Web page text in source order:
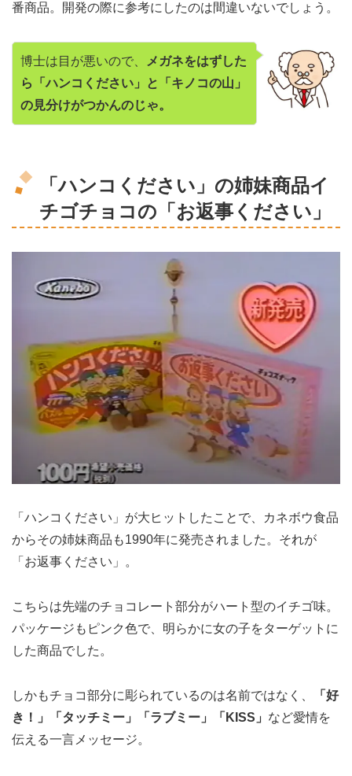
番商品。開発の際に参考にしたのは間違いないでしょう。
博士は目が悪いので、
メガネをはずした
ら「ハンコください」と「キノコの山」
の見分けがつかんのじゃ。
「ハンコください」の姉妹商品イ
チゴチョコの「お返事ください」
「ハンコください」が大ヒットしたことで、カネボウ食品
からその姉妹商品も1990年に発売されました。それが
「お返事ください」。
こちらは先端のチョコレート部分がハート型のイチゴ味。
パッケージもピンク色で、明らかに女の子をターゲットに
した商品でした。
しかもチョコ部分に彫られているのは名前ではなく、
「好
き！」「タッチミー」「ラブミー」「KISS」 など愛情を
伝える一言メッセージ。